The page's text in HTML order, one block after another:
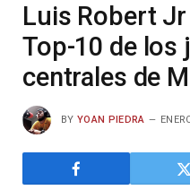
Luis Robert
Top-10 de los
centrales de
BY YOAN PIEDRA